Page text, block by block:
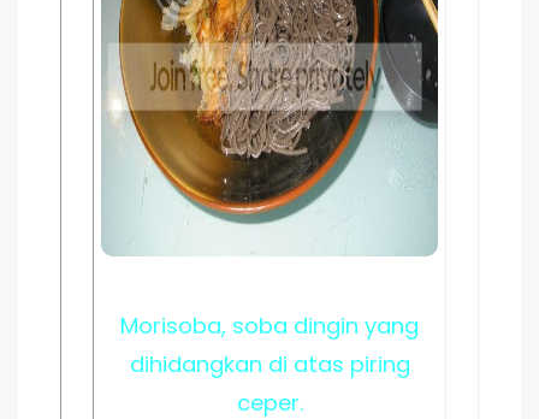
Morisoba, soba dingin yang
dihidangkan di atas piring
ceper.